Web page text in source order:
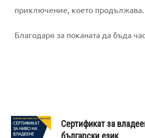
приключение, което продължава.
Благодаря за поканата да бъда
Сертификат за
български език